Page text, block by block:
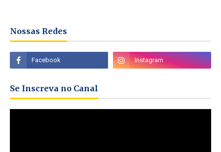
Nossas Redes
Se Inscreva no Canal